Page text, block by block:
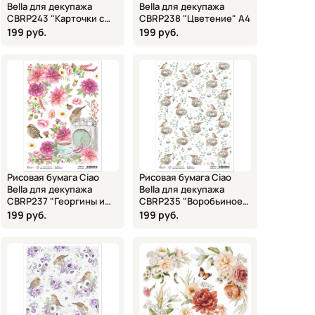
Bella для декупажа
CBRP243 "Карточки с
цветами и воробьями"
199 руб.
Bella для декупажа
CBRP238 "Цветение" А4
199 руб.
Рисовая бумага Ciao
Bella для декупажа
CBRP237 "Георгины и
воробьи" А4
199 руб.
Рисовая бумага Ciao
Bella для декупажа
CBRP235 "Воробьиное
гнездо" А4
199 руб.